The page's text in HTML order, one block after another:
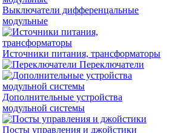
Выключатели дифференцальные
модульные
Источники питания, трансформаторы
Переключатели
Дополнительные устройства
модульной системы
Посты управления и джойстики